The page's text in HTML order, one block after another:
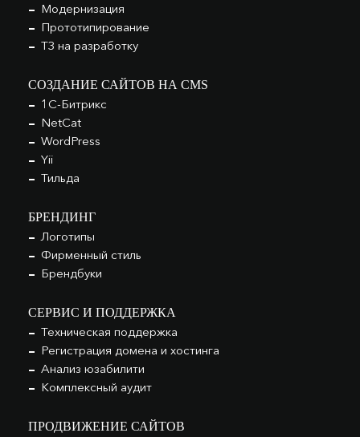
Модернизация
Прототипирование
ТЗ на разработку
СОЗДАНИЕ САЙТОВ НА CMS
1С-Битрикс
NetCat
WordPress
Yii
Тильда
БРЕНДИНГ
Логотипы
Фирменный стиль
Брендбуки
СЕРВИС И ПОДДЕРЖКА
Техническая поддержка
Регистрация домена и хостинга
Анализ юзабилити
Комплексный аудит
ПРОДВИЖЕНИЕ САЙТОВ